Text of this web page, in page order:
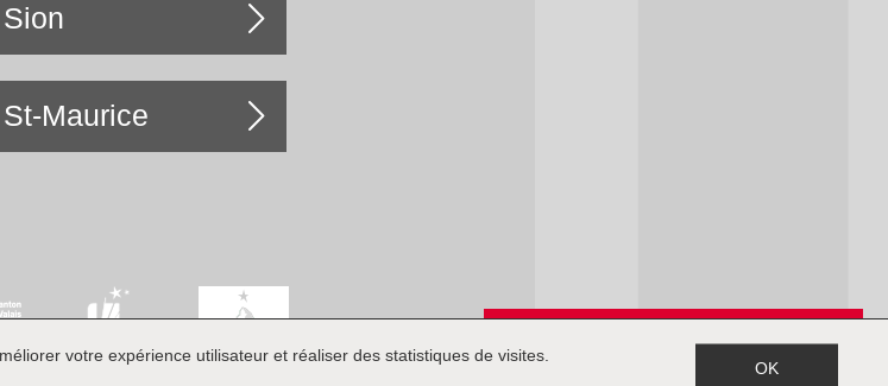
Maurice
Inscription à la newsletter
votre expérience utilisateur et réaliser des statistiques de visites.
OK